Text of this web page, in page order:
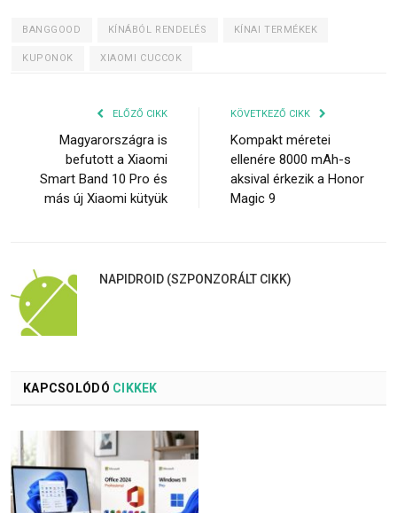
BANGGOOD KÍNÁBÓL RENDELÉS KÍNAI TERMÉKEK
KUPONOK XIAOMI CUCCOK
ELŐZŐ CIKK
Magyarországra is
befutott a Xiaomi
Smart Band 10 Pro és
más új Xiaomi kütyük
KÖVETKEZŐ CIKK
Kompakt méretei
ellenére 8000 mAh-s
aksival érkezik a Honor
Magic 9
NAPIDROID (SZPONZORÁLT CIKK)
KAPCSOLÓDÓ CIKKEK